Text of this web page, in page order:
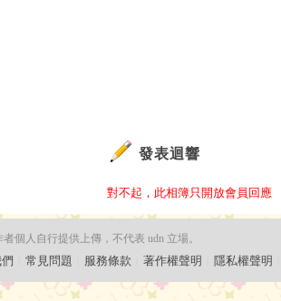
發表迴響
對不起，此相簿只開放會員回應
個人自行提供上傳，不代表 udn 立場。
常見問題 服務條款 著作權聲明 隱私權聲明